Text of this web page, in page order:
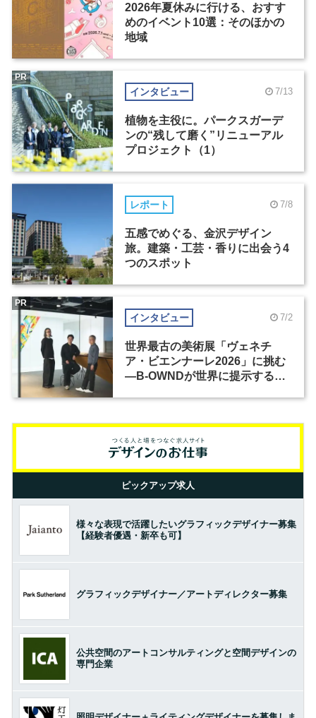
2026年夏休みに行ける、おすす
めのイベント10選：そのほかの
地域
インタビュー 7/13
植物を主役に。パークスガーデ
ンの“残して磨く”リニューアル
プロジェクト（1）
PR
レポート 7/8
五感でめぐる、金沢デザイン
旅。建築・工芸・香りに出会う4
つのスポット
インタビュー 7/2
世界最古の美術展「ヴェネチ
ア・ビエンナーレ2026」に挑む
―B-OWNDが世界に提示する美
PR
ピックアップ求人
様々な表現で活躍したいグラフィックデザイナー募集
【経験者優遇・新卒も可】
グラフィックデザイナー／アートディレクター募集
公共空間のアートコンサルティングと空間デザインの
専門企業